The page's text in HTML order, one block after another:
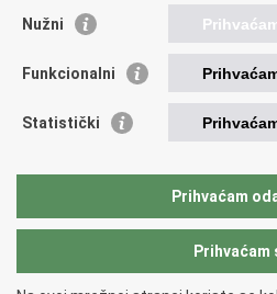
Agencija za regulaciju tržišta
Agencija za sigurnost željezničkog
Međunarodna zračna luka Zagreb -
Hrvatska agencija za civilno
željezničkom prometu
Nužni
Funkcionalni
Statistički
Prihvaćam
Prihvaćam